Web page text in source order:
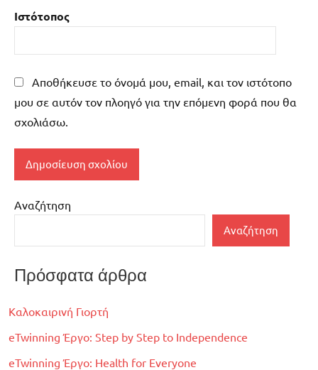
Ιστότοπος
Αποθήκευσε το όνομά μου, email, και τον ιστότοπο
μου σε αυτόν τον πλοηγό για την επόμενη φορά που θα
σχολιάσω.
Αναζήτηση
Αναζήτηση
Πρόσφατα άρθρα
Καλοκαιρινή Γιορτή
eTwinning Έργο: Step by Step to Independence
eTwinning Έργο: Health for Everyone